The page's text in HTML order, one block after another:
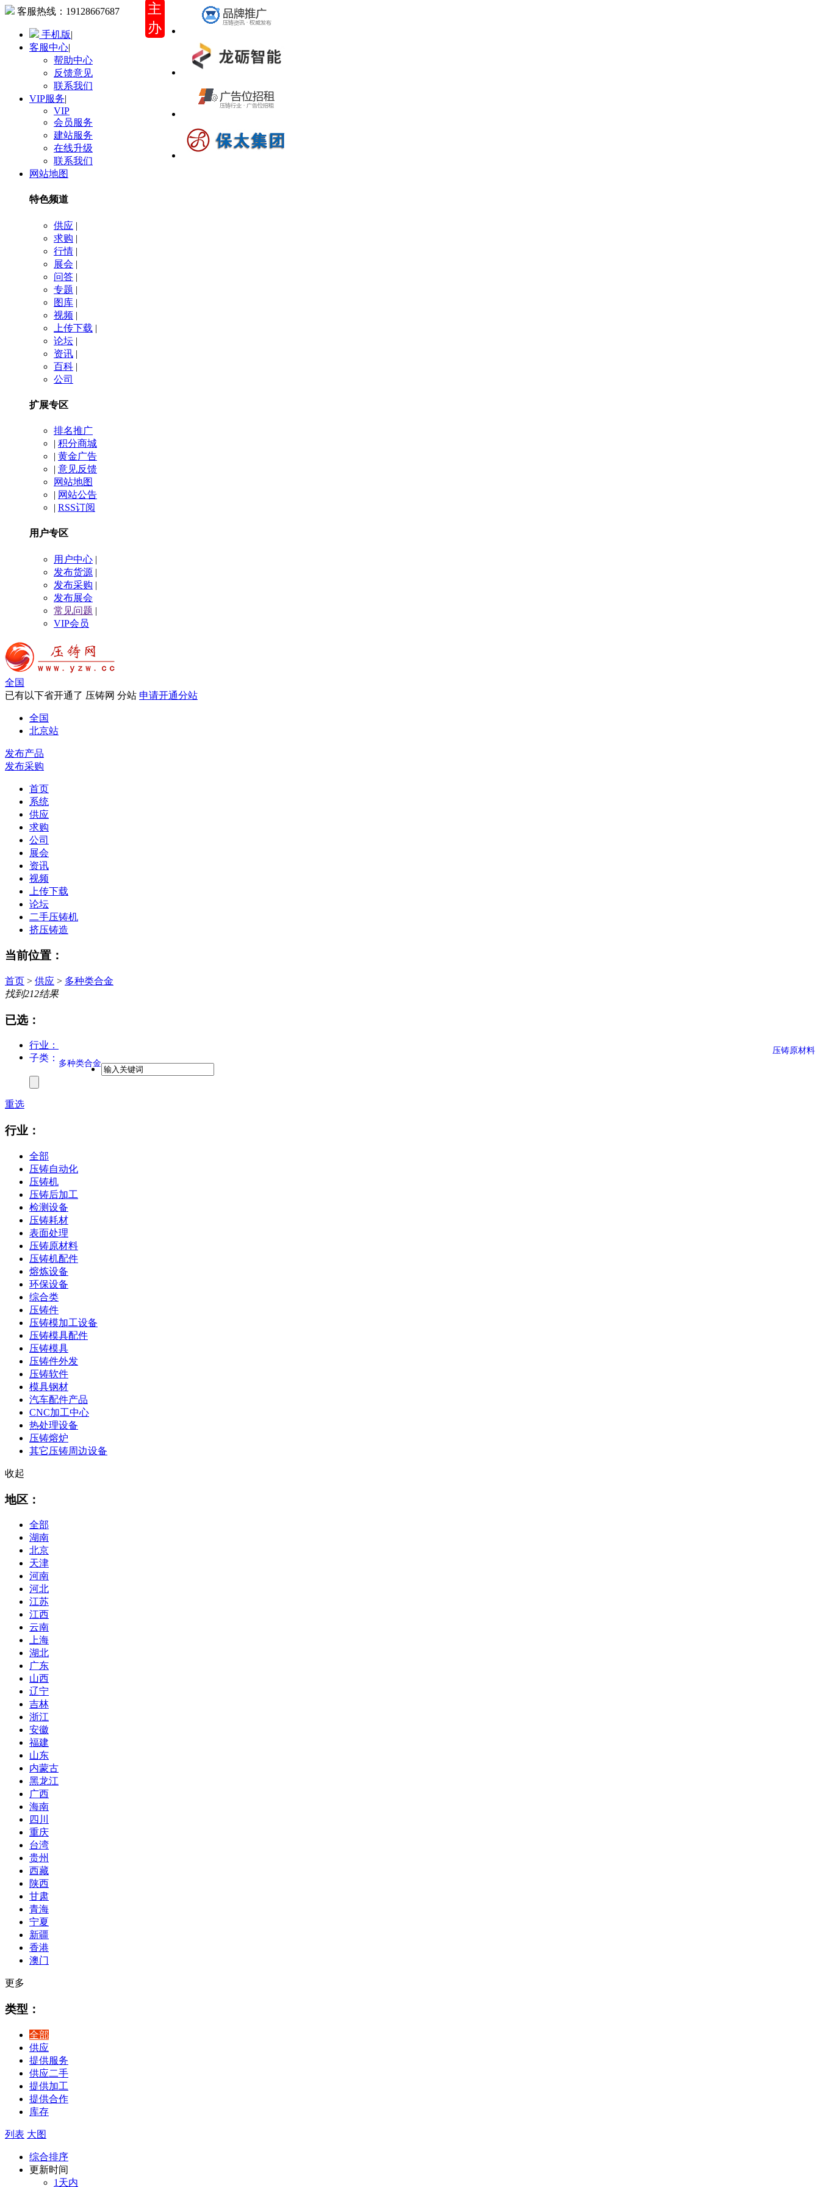
客服热线： 19128667687
手机版|
客服中心|
帮助中心
反馈意见
联系我们
VIP服务|
VIP
会员服务
建站服务
在线升级
联系我们
网站地图
特色频道
供应 |
求购 |
行情 |
展会 |
问答 |
专题 |
图库 |
视频 |
上传下载 |
论坛 |
资讯 |
百科 |
公司
扩展专区
排名推广
| 积分商城
| 黄金广告
| 意见反馈
网站地图
| 网站公告
| RSS订阅
用户专区
用户中心 |
发布货源 |
发布采购 |
发布展会
常见问题 |
VIP会员
全国
已有以下省开通了 压铸网 分站 申请开通分站
全国
北京站
主
办
发布产品
发布采购
首页
系统
供应
求购
公司
展会
资讯
视频
上传下载
论坛
二手压铸机
挤压铸造
当前位置：
首页 > 供应 > 多种类合金
找到212结果
已选：
行业： 压铸原材料
子类： 多种类合金
重选
行业：
全部
压铸自动化
压铸机
压铸后加工
检测设备
压铸耗材
表面处理
压铸原材料
压铸机配件
熔炼设备
环保设备
综合类
压铸件
压铸模加工设备
压铸模具配件
压铸模具
压铸件外发
压铸软件
模具钢材
汽车配件产品
CNC加工中心
热处理设备
压铸熔炉
其它压铸周边设备
收起
地区：
全部
湖南
北京
天津
河南
河北
江苏
江西
云南
上海
湖北
广东
山西
辽宁
吉林
浙江
安徽
福建
山东
内蒙古
黑龙江
广西
海南
四川
重庆
台湾
贵州
西藏
陕西
甘肃
青海
宁夏
新疆
香港
澳门
更多
类型：
全部
供应
提供服务
供应二手
提供加工
提供合作
库存
列表 大图
综合排序
更新时间
1天内